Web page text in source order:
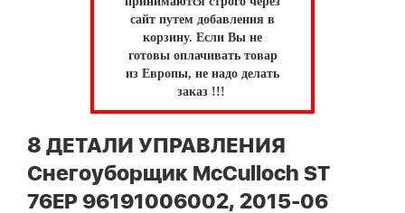
сайт путем добавления в
корзину. Если Вы не
готовы оплачивать товар
из Европы, не надо делать
заказ !!!
8 ДЕТАЛИ УПРАВЛЕНИЯ
Снегоуборщик McCulloch ST
76EP 96191006002, 2015-06